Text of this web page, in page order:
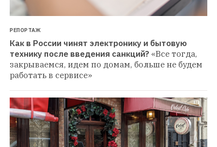
РЕПОРТАЖ
Как в России чинят электронику и бытовую
технику после введения санкций? «Все тогда,
закрываемся, идем по домам, больше не будем
работать в сервисе»